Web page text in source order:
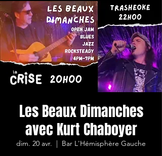
Les Beaux Dimanches
avec Kurt Chaboyer
dim. 20 avr. Bar L'Hémisphère Gauche